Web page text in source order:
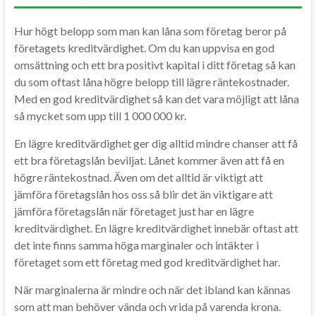
Hur högt belopp som man kan låna som företag beror på
företagets kreditvärdighet. Om du kan uppvisa en god
omsättning och ett bra positivt kapital i ditt företag så kan
du som oftast låna högre belopp till lägre räntekostnader.
Med en god kreditvärdighet så kan det vara möjligt att låna
så mycket som upp till 1 000 000 kr.
En lägre kreditvärdighet ger dig alltid mindre chanser att få
ett bra företagslån beviljat. Lånet kommer även att få en
högre räntekostnad. Även om det alltid är viktigt att
jämföra företagslån hos oss så blir det än viktigare att
jämföra företagslån när företaget just har en lägre
kreditvärdighet. En lägre kreditvärdighet innebär oftast att
det inte finns samma höga marginaler och intäkter i
företaget som ett företag med god kreditvärdighet har.
När marginalerna är mindre och när det ibland kan kännas
som att man behöver vända och vrida på varenda krona.